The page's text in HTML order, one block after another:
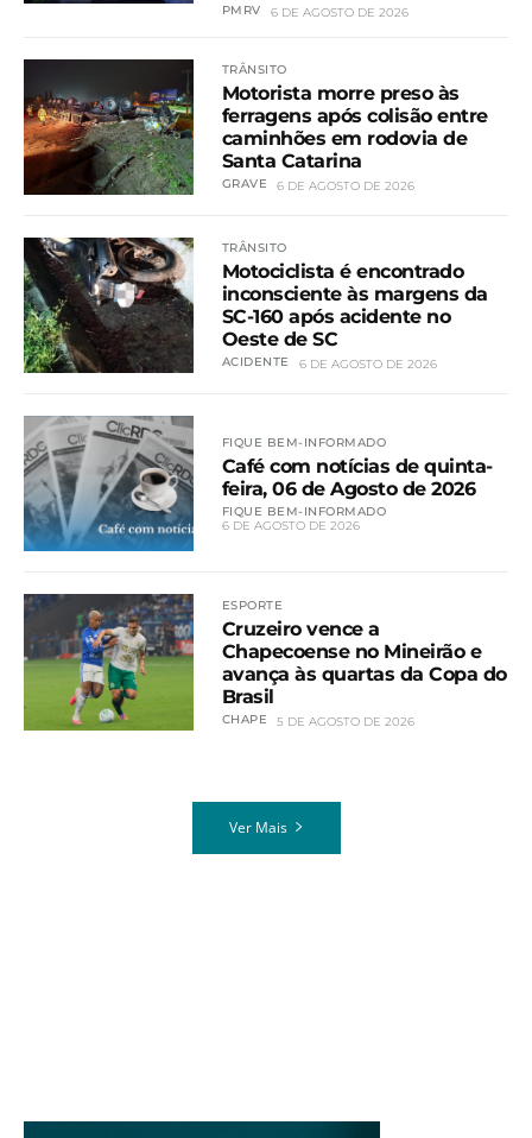
PMRV 6 DE AGOSTO DE 2026
TRÂNSITO
Motorista morre preso às
ferragens após colisão entre
caminhões em rodovia de
Santa Catarina
GRAVE 6 DE AGOSTO DE 2026
TRÂNSITO
Motociclista é encontrado
inconsciente às margens da
SC-160 após acidente no
Oeste de SC
ACIDENTE 6 DE AGOSTO DE 2026
FIQUE BEM-INFORMADO
Café com notícias de quinta-
feira, 06 de Agosto de 2026
FIQUE BEM-INFORMADO
6 DE AGOSTO DE 2026
ESPORTE
Cruzeiro vence a
Chapecoense no Mineirão e
avança às quartas da Copa do
Brasil
CHAPE 5 DE AGOSTO DE 2026
Ver Mais